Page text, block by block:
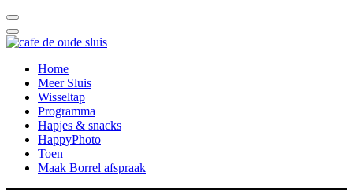
Home
Meer Sluis
Wisseltap
Programma
Hapjes & snacks
HappyPhoto
Toen
Maak Borrel afspraak